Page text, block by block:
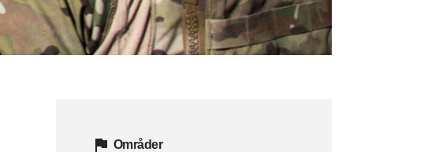
Områder